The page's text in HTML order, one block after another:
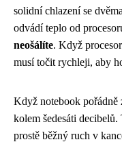
solidní chlazení se
odvádí teplo od
neošálíte. Když
musí točit rychleji, aby
Když notebook pořádně
kolem šedesáti
prostě běžný ruch v